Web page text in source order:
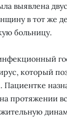
выявлена
в тот же
больницу.
который
протяжении